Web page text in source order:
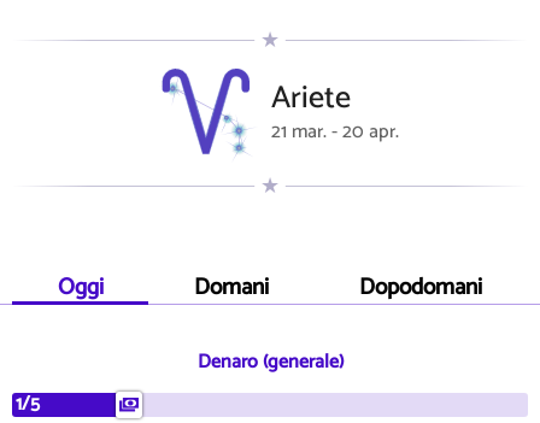
Ariete
21 mar. - 20 apr.
Oggi Domani Dopodomani
Denaro (generale)
1/5